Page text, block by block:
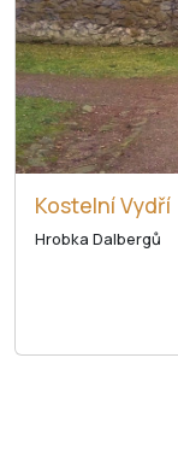
Kostelní Vydří
Hrobka Dalbergů